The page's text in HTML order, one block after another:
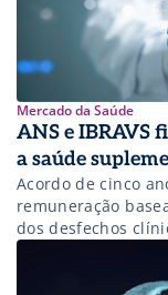
Mercado da Saúde
ANS e IBRAVS
a saúde
Acordo de cinco
remuneração
dos desfechos
setor.